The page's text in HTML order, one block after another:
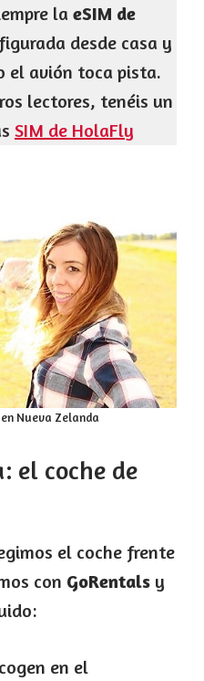
la eSIM de
desde casa y
el avión toca pista.
lectores, tenéis un
SIM de HolaFly
Nueva Zelanda
el coche de
el coche frente
con GoRentals y
en el